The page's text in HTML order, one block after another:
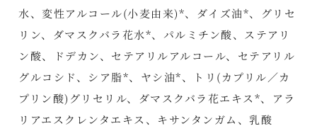
水、変性アルコール(小麦由来)*、ダイズ油*、グリセ
リン、ダマスクバラ花水*、パルミチン酸、ステアリ
ン酸、ドデカン、セテアリルアルコール、セテアリル
グルコシド、シア脂*、ヤシ油*、トリ(カプリル／カ
プリン酸)グリセリル、ダマスクバラ花エキス*、アラ
リアエスクレンタエキス、キサンタンガム、乳酸